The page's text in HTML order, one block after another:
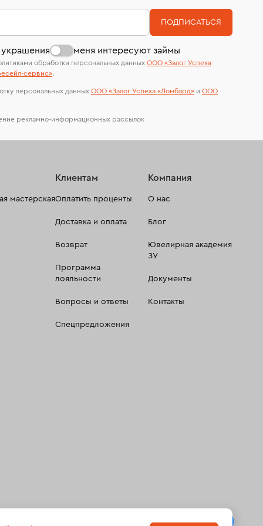
На особо ценные изделия получены
сертификаты МГУ и других геммологических
лабораторий
меня интересуют займы
ПОДПИСАТЬСЯ
обработки персональных данных ООО «Залог Успеха
сервиc».
персональных данных ООО «Залог Успеха «Ломбард» и ООО
рекламно-информационных рассылок
мастерская
Клиентам
Оплатить проценты
Доставка и оплата
Возврат
Программа
лояльности
Вопросы и ответы
Спецпредложения
Компания
О нас
Блог
Ювелирная академия
ЗУ
Документы
Контакты